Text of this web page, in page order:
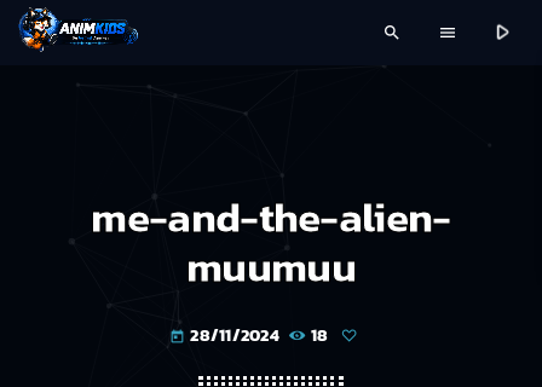
search menu play_arrow
me-and-the-alien-
muumuu
today 28/11/2024 18